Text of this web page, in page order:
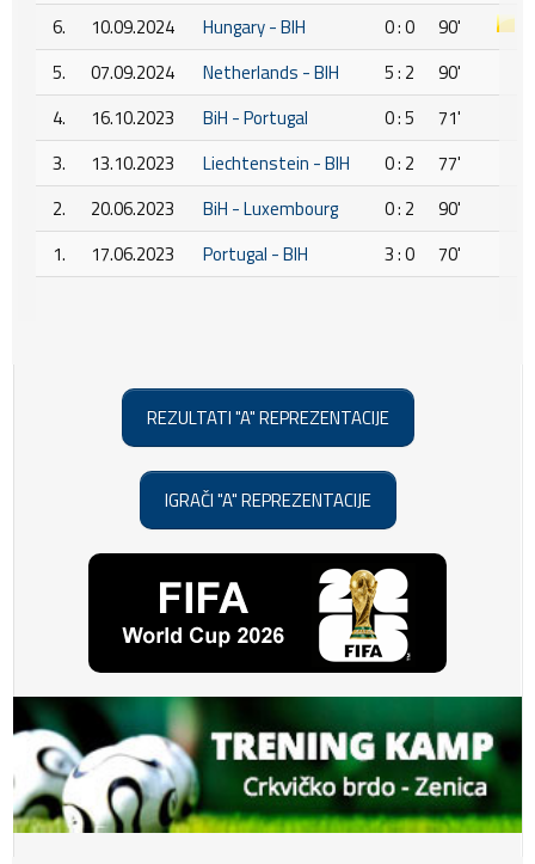
6.
10.09.2024 Hungary - BIH 0 : 0
90'
5.
07.09.2024 Netherlands - BIH 5 : 2
90'
4.
16.10.2023 BiH - Portugal 0 : 5
71'
3.
13.10.2023 Liechtenstein - BIH 0 : 2
77'
2.
20.06.2023 BiH - Luxembourg 0 : 2
90'
1.
17.06.2023 Portugal - BIH 3 : 0 70'
REZULTATI "A" REPREZENTACIJE
IGRAČI "A" REPREZENTACIJE